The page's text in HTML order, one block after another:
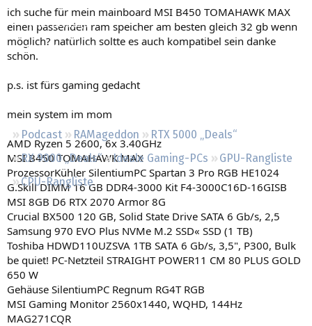
Neue Beiträge
Neueste Aktivitäten
Podcast RAMageddon
RTX 5000 „Deals“
RX 9000 „Deals“
Ideale Gaming-PCs
GPU-Rangliste
CPU-Rangliste
ich suche für mein mainboard MSI B450 TOMAHAWK MAX
einen passenden ram speicher am besten gleich 32 gb wenn
möglich? natürlich soltte es auch kompatibel sein danke
schön.
p.s. ist fürs gaming gedacht
mein system im mom
AMD Ryzen 5 2600, 6x 3.40GHz
MSI B450 TOMAHAWK MAX
ProzessorKühler SilentiumPC Spartan 3 Pro RGB HE1024
G.Skill DIMM 16 GB DDR4-3000 Kit F4-3000C16D-16GISB
MSI 8GB D6 RTX 2070 Armor 8G
Crucial BX500 120 GB, Solid State Drive SATA 6 Gb/s, 2,5
Samsung 970 EVO Plus NVMe M.2 SSD« SSD (1 TB)
Toshiba HDWD110UZSVA 1TB SATA 6 Gb/s, 3,5", P300, Bulk
be quiet! PC-Netzteil STRAIGHT POWER11 CM 80 PLUS GOLD
650 W
Gehäuse SilentiumPC Regnum RG4T RGB
MSI Gaming Monitor 2560x1440, WQHD, 144Hz
MAG271CQR